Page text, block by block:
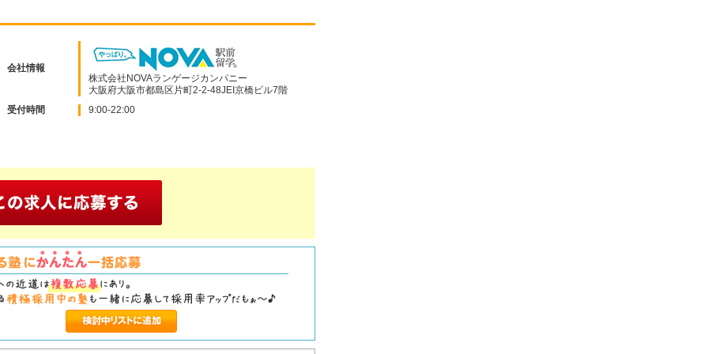
会社情報
株式会社NOVAランゲージカンパニー
大阪府大阪市都島区片町2-2-48JEI京橋ビル7階
受付時間 9:00-22:00